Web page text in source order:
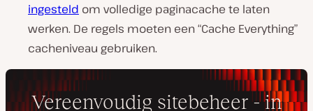
ingesteld om volledige paginacache te laten
werken. De regels moeten een “Cache Everything”
cacheniveau gebruiken.